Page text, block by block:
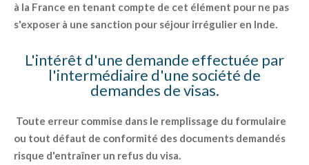
à la France en tenant compte de cet élément pour ne pas
s'exposer à une sanction pour séjour irrégulier en Inde.
L'intérêt d'une demande effectuée par
l'intermédiaire d'une société de
demandes de visas.
Toute erreur commise dans le remplissage du formulaire
ou tout défaut de conformité des documents demandés
risque d'entraîner un refus du visa.